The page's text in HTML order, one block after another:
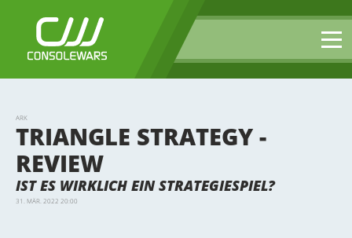
ARK
TRIANGLE STRATEGY -
REVIEW
IST ES WIRKLICH EIN STRATEGIESPIEL?
31. MÄR. 2022 20:00